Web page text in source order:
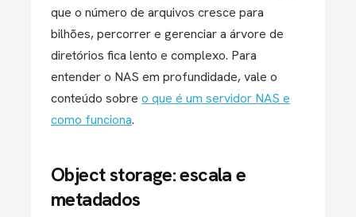
que o número de arquivos cresce para
bilhões, percorrer e gerenciar a árvore de
diretórios fica lento e complexo. Para
entender o NAS em profundidade, vale o
conteúdo sobre o que é um servidor NAS e
como funciona.
Object storage: escala e
metadados